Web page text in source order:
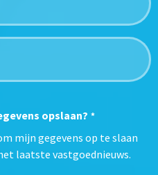
opslaan? *
mijn gegevens op te slaan
laatste vastgoednieuws.